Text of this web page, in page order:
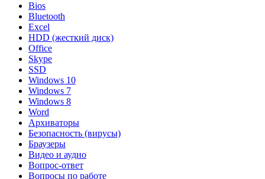
Bios
Bluetooth
Excel
HDD (жесткий диск)
Office
Skype
SSD
Windows 10
Windows 7
Windows 8
Word
Архиваторы
Безопасность (вирусы)
Браузеры
Видео и аудио
Вопрос-ответ
Вопросы по работе